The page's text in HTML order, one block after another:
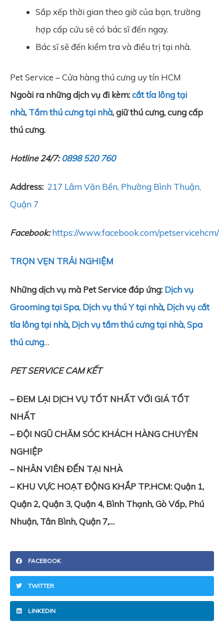
Sắp xếp thời gian theo giờ của bạn, trường
hợp cấp cứu sẽ có bác sĩ đến ngay.
Bác sĩ sẽ đến kiểm tra và điều trị tại nhà.
Pet Service – Cửa hàng thú cưng uy tín HCM
Ngoài ra những dịch vụ đi kèm:cắt tỉa lông tại
nhà, Tắm thú cưng tại nhà, giữ thú cưng, cung cấp
thú cưng.
Hotline 24/7:0898 520 760
Address: 217 Lâm Văn Bền, Phường Bình Thuận,
Quận 7
Facebook: https://www.facebook.com/petservicehcm/
TRỌN VẸN TRẢI NGHIỆM
Những dịch vụ mà Pet Service đáp ứng: Dịch vụ
Grooming tại Spa, Dịch vụ thú Y tại nhà, Dịch vụ cắt
tỉa lông tại nhà, Dịch vụ tắm thú cưng tại nhà,Spa
thú cưng…
PET SERVICE CAM KẾT
– ĐEM LẠI DỊCH VỤ TỐT NHẤT VỚI GIÁ TỐT
NHẤT
– ĐỘI NGŨ CHĂM SÓC KHÁCH HÀNG CHUYÊN
NGHIỆP
– NHÂN VIÊN ĐẾN TẠI NHÀ
– KHU VỰC HOẠT ĐỘNG KHẮP TP.HCM: Quận 1,
Quận 2, Quận 3, Quận 4, Bình Thạnh, Gò Vấp, Phú
Nhuận, Tân Bình, Quận 7,…
FACEBOOK
TWITTER
LINKEDIN